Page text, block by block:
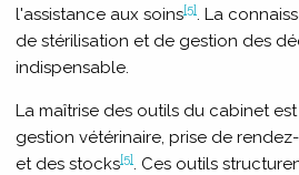
l'assistance aux soins[5]. La
de stérilisation et de gestion des
indispensable.
La maîtrise des outils du cabinet
gestion vétérinaire, prise de
et des stocks[5]. Ces outils